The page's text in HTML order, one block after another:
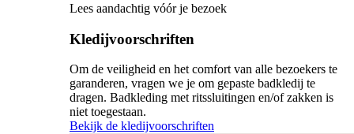
Lees aandachtig vóór je bezoek
Kledijvoorschriften
Om de veiligheid en het comfort van alle bezoekers te
garanderen, vragen we je om gepaste badkledij te
dragen. Badkleding met ritssluitingen en/of zakken is
niet toegestaan.
Bekijk de kledijvoorschriften